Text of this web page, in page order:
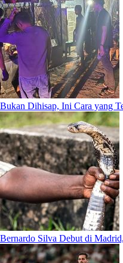
Bukan Dihisap, Ini Cara yang
Bernardo Silva Debut di